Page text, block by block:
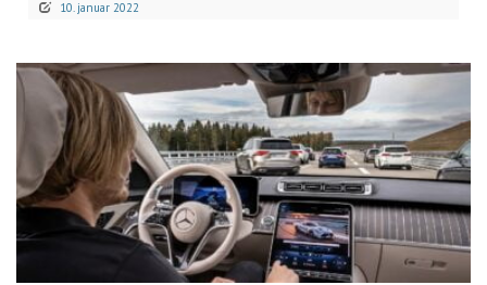
10. januar 2022
LÆS MERE